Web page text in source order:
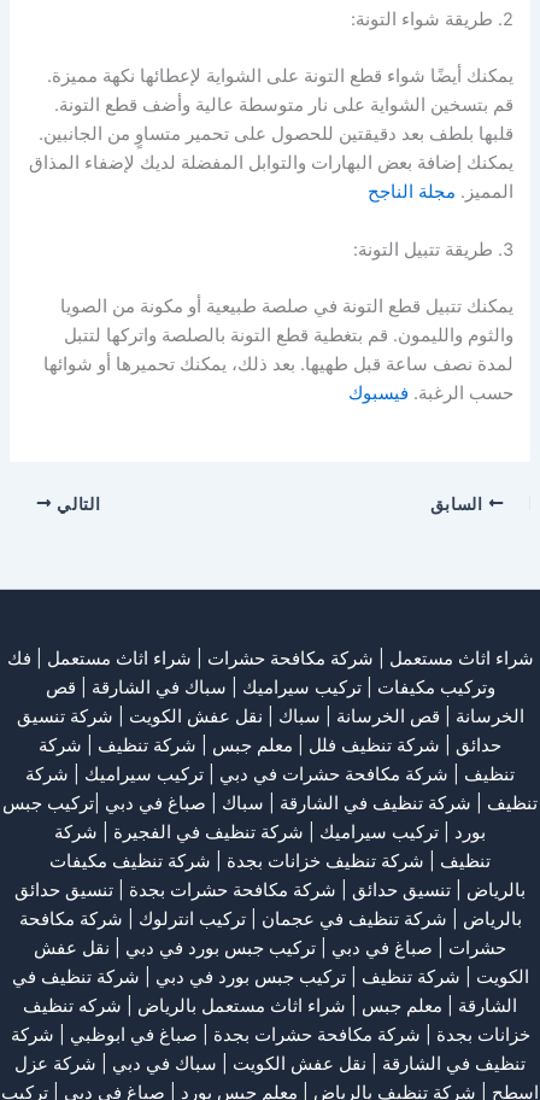
2. طريقة شواء التونة:
يمكنك أيضًا شواء قطع التونة على الشواية لإعطائها نكهة مميزة.
قم بتسخين الشواية على نار متوسطة عالية وأضف قطع التونة.
قلبها بلطف بعد دقيقتين للحصول على تحمير متساوٍ من الجانبين.
يمكنك إضافة بعض البهارات والتوابل المفضلة لديك لإضفاء المذاق
المميز. مجلة الناجح
3. طريقة تتبيل التونة:
يمكنك تتبيل قطع التونة في صلصة طبيعية أو مكونة من الصويا
والثوم والليمون. قم بتغطية قطع التونة بالصلصة واتركها لتتبل
لمدة نصف ساعة قبل طهيها. بعد ذلك، يمكنك تحميرها أو شوائها
حسب الرغبة. فيسبوك
السابق التالي
شراء اثاث مستعمل شركة مكافحة حشرات شراء اثاث مستعمل
فك
وتركيب مكيفات | تركيب سيراميك | سباك في الشارقة
قص
الخرسانة | قص الخرسانة | سباك نقل عفش الكويت
شركة تنسيق
حدائق
شركة تنظيف فلل معلم جبس شركة تنظيف
شركة
تنظيف
شركة مكافحة حشرات في دبي تركيب سيراميك
شركة
تنظيف
شركة تنظيف في الشارقة | سباك | صباغ في دبي |تركيب جبس
بورد | تركيب سيراميك شركة تنظيف في الفجيرة
شركة
تنظيف
شركة تنظيف خزانات بجدة
شركة تنظيف مكيفات
بالرياض
تنسيق حدائق شركة مكافحة حشرات بجدة
تنسيق حدائق
بالرياض
شركة تنظيف في عجمان | تركيب انترلوك | شركة مكافحة
حشرات
صباغ في دبي تركيب جبس بورد في دبي
نقل عفش
الكويت
شركة تنظيف |تركيب جبس بورد في دبي
شركة تنظيف في
الشارقة
معلم جبس شراء اثاث مستعمل بالرياض
شركه تنظيف
خزانات بجدة
شركة مكافحة حشرات بجدة صباغ في ابوظبي
شركة
تنظيف في الشارقة
نقل عفش الكويت | سباك في دبي | شركة عزل
اسطح
شركة تنظيف بالرياض معلم جبس بورد صباغ في دبي تركيب